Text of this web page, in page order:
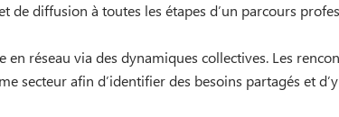
de diffusion à toutes les étapes d’un parcours
réseau via des dynamiques collectives. Les
secteur afin d’identifier des besoins partagés et